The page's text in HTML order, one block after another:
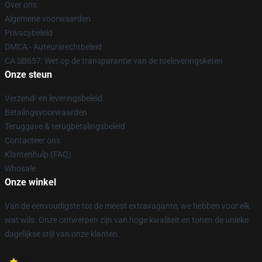
Over ons
Algemene voorwaarden
Privacybeleid
DMCA - Auteursrechtbeleid
CA SB657: Wet op de transparantie van de toeleveringsketen
Onze steun
Verzend- en leveringsbeleid
Betalingsvoorwaarden
Teruggave & terugbetalingsbeleid
Contacteer ons
Klantenhulp (FAQ)
Whosale
Onze winkel
Van de eenvoudigste tot de meest extravagante, we hebben voor elk
wat wils. Onze ontwerpen zijn van hoge kwaliteit en tonen de unieke
dagelijkse stijl van onze klanten.